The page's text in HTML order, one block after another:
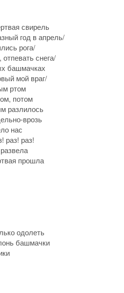
свирель
год в апрель/
рога/
снега/
башмачках
мой враг/
ртом
потом
разлилось
врозь
нас
раз! раз!
прошла
одолеть
башмачки